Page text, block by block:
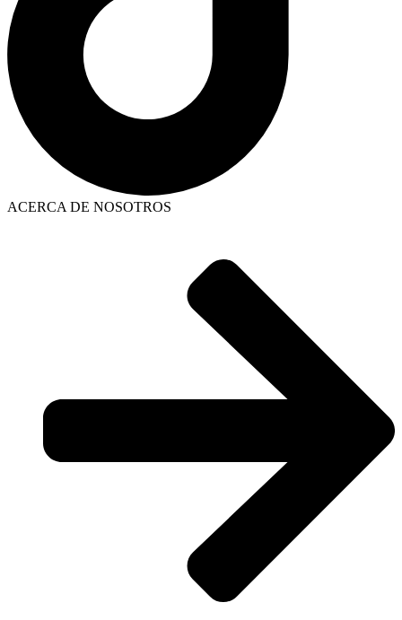
ACERCA DE NOSOTROS